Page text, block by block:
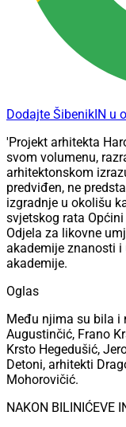
Dodajte ŠibenikIN u
'Projekt arhitekta
svom volumenu,
arhitektonskom
predviđen, ne
izgradnje u okolišu
svjetskog rata
Odjela za likovne
akademije znanosti
akademije.
Oglas
Među njima su bila i
Augustinčić, Frano
Krsto Hegedušić,
Detoni, arhitekti
Mohorovičić.
NAKON BILINIĆEVE